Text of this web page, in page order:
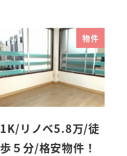
物件
1K/リノベ5.8万/徒
歩５分/格安物件！